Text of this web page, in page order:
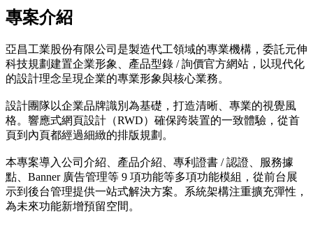
專案介紹
亞昌工業股份有限公司是製造代工領域的專業機構，委託元伸
科技規劃建置企業形象、產品型錄 / 詢價官方網站，以現代化
的設計理念呈現企業的專業形象與核心業務。
設計團隊以企業品牌識別為基礎，打造清晰、專業的視覺風
格。響應式網頁設計（RWD）確保跨裝置的一致體驗，從首
頁到內頁都經過細緻的排版規劃。
本專案導入公司介紹、產品介紹、專利證書 / 認證、服務據
點、Banner 廣告管理等 9 項功能等多項功能模組，從前台展
示到後台管理提供一站式解決方案。系統架構注重擴充彈性，
為未來功能新增預留空間。